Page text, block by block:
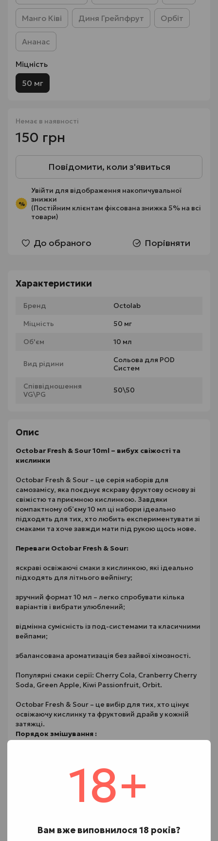
18+
Вам вже виповнилося 18 років?
Манго Ківі Диня Грейпфрут Орбіт
Ананас
Міцність
50 мг
Немає в наявності
150 грн
Повідомити, коли з'явиться
%
Увійти для відображення накопичувальної
знижки
(Постійним клієнтам фіксована знижка 5% на всі
товари)
До обраного Порівняти
Характеристики
Бренд Octolab
Міцність 50 мг
Об'єм 10 мл
Вид рідини
Сольова для POD
Систем
Співвідношення
VG\PG
50\50
Опис
Octobar Fresh & Sour 10ml – вибух свіжості та
кислинки
Octobar Fresh & Sour – це серія наборів для
самозамісу, яка поєднує яскраву фруктову основу зі
свіжістю та приємною кислинкою. Завдяки
компактному об’єму 10 мл ці набори ідеально
підходять для тих, хто любить експериментувати зі
смаками та хоче завжди мати під рукою щось нове.
Переваги Octobar Fresh & Sour:
яскраві освіжаючі смаки з кислинкою, які ідеально
підходять для літнього вейпінгу;
зручний формат 10 мл – легко спробувати кілька
варіантів і вибрати улюблений;
відмінна сумісність із под-системами та класичними
вейпами;
збалансована ароматизація без зайвої хімозності.
Популярні смаки серії: Cherry Cola, Cranberry Cherry
Soda, Green Apple, Kiwi Passionfruit, Orbit.
Octobar Fresh & Sour – це вибір для тих, хто цінує
освіжаючу кислинку та фруктовий драйв у кожній
затяжці.
Порядок змішування :
2. Додайте в нього нікобустер за бажанням.
3. Після цього доверху заливаємо гліцерин.